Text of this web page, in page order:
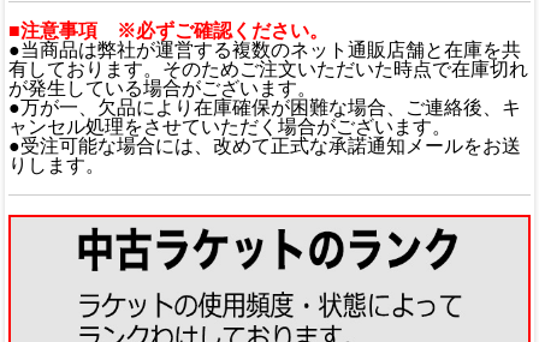
■注意事項 ※必ずご確認ください。
●当商品は弊社が運営する複数のネット通販店舗と在庫を共
有しております。そのためご注文いただいた時点で在庫切れ
が発生している場合がございます。
●万が一、欠品により在庫確保が困難な場合、ご連絡後、キ
ャンセル処理をさせていただく場合がございます。
●受注可能な場合には、改めて正式な承諾通知メールをお送
りします。